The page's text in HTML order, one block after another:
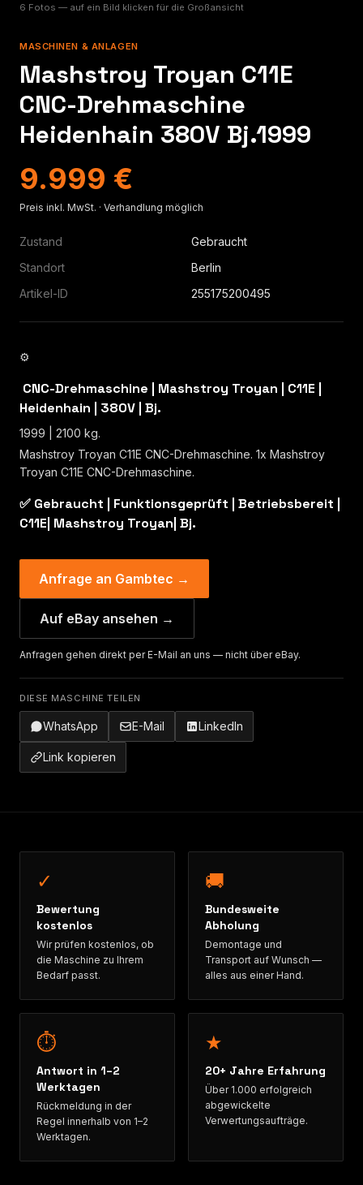
6 Fotos — auf ein Bild klicken für die Großansicht
MASCHINEN & ANLAGEN
Mashstroy Troyan C11E
CNC-Drehmaschine
Heidenhain 380V Bj.1999
9.999 €
Preis inkl. MwSt. · Verhandlung möglich
Zustand
Gebraucht
Standort
Berlin
Artikel-ID
255175200495
⚙
️ CNC-Drehmaschine | Mashstroy Troyan | C11E |
Heidenhain | 380V | Bj.
1999 | 2100 kg.
Mashstroy Troyan C11E CNC-Drehmaschine. 1x Mashstroy
Troyan C11E CNC-Drehmaschine.
✅ Gebraucht | Funktionsgeprüft | Betriebsbereit |
C11E| Mashstroy Troyan| Bj.
Anfrage an Gambtec →
Auf eBay ansehen →
Anfragen gehen direkt per E-Mail an uns — nicht über eBay.
DIESE MASCHINE TEILEN
WhatsApp E-Mail LinkedIn
Link kopieren
✓
Bewertung
kostenlos
Wir prüfen kostenlos, ob
die Maschine zu Ihrem
Bedarf passt.
🚚
Bundesweite
Abholung
Demontage und
Transport auf Wunsch —
alles aus einer Hand.
⏱
Antwort in 1–2
Werktagen
Rückmeldung in der
Regel innerhalb von 1–2
Werktagen.
★
20+ Jahre Erfahrung
Über 1.000 erfolgreich
abgewickelte
Verwertungsaufträge.